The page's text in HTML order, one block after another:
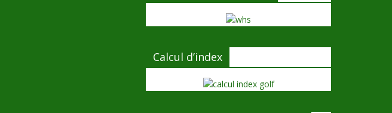
Calcul d’index